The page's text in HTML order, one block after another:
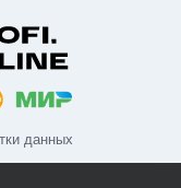
данных